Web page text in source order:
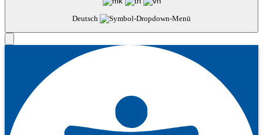
Deutsch